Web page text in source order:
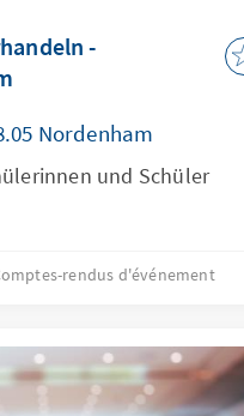
-
Nordenham
und Schüler
rendus d'événement